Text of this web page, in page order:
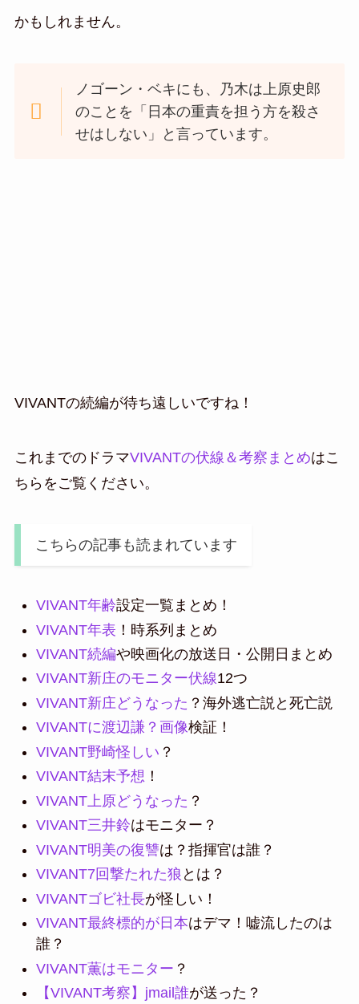
かもしれません。
ノゴーン・ベキにも、乃木は上原史郎
のことを「日本の重責を担う方を殺さ
せはしない」と言っています。
VIVANTの続編が待ち遠しいですね！
これまでのドラマVIVANTの伏線＆考察まとめはこ
ちらをご覧ください。
こちらの記事も読まれています
VIVANT年齢設定一覧まとめ！
VIVANT年表 ！時系列まとめ
VIVANT続編や映画化の放送日・公開日まとめ
VIVANT新庄のモニター伏線12つ
VIVANT新庄どうなった ？海外逃亡説と死亡説
VIVANTに渡辺謙？画像検証！
VIVANT野崎怪しい ？
VIVANT結末予想 ！
VIVANT上原どうなった ？
VIVANT三井鈴はモニター？
VIVANT明美の復讐は？指揮官は誰？
VIVANT7回撃たれた狼 とは？
VIVANTゴビ社長が怪しい！
VIVANT最終標的が日本はデマ！嘘流したのは
誰？
VIVANT薫はモニター ？
【VIVANT考察】jmail誰が送った？